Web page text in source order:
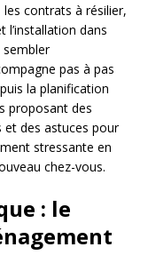
contrats à résilier,
l’installation dans
pas à pas
la planification
proposant des
et des astuces pour
stressante en
chez-vous.
: le